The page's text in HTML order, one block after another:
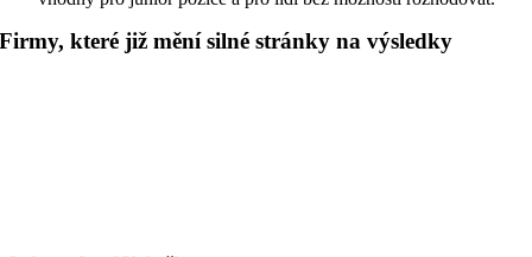
Firmy, které již mění silné stránky na výsledky